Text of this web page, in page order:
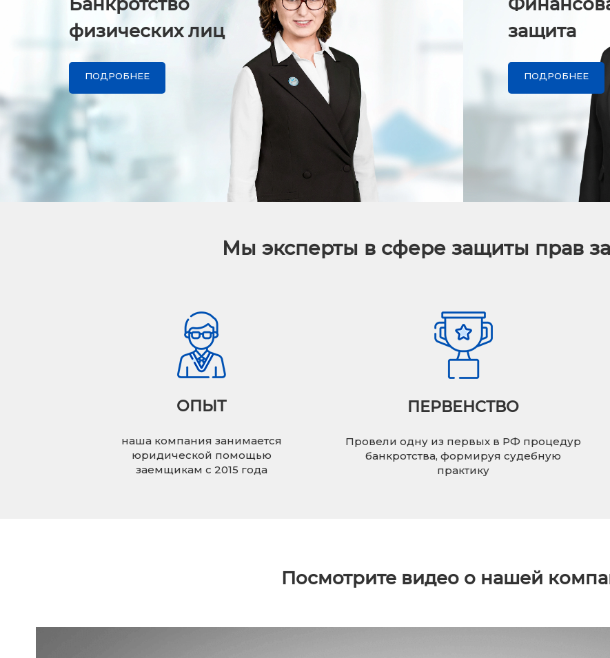
физических лиц
ПОДРОБНЕЕ
защита
ПОДРОБНЕЕ
Мы эксперты в сфере защиты прав
ОПЫТ
наша компания занимается
юридической помощью
заемщикам с 2015 года
ПЕРВЕНСТВО
Провели одну из первых в РФ процедур
банкротства, формируя судебную
практику
Посмотрите видео о нашей